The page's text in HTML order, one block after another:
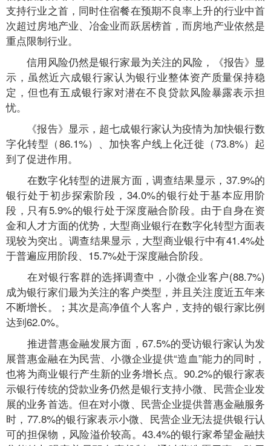
支持行业之首，同时住宿餐在预期不良率上升的行业中首
次超过房地产业、冶金业而跃居榜首，而房地产业依然是
重点限制行业。
信用风险仍然是银行家最为关注的风险，《报告》显
示，虽然近六成银行家认为银行业整体资产质量保持稳
定，但也有五成银行家对潜在不良贷款风险暴露表示担
忧。
《报告》显示，超七成银行家认为疫情为加快银行数
字化转型（86.1%）、加快客户线上化迁徙（73.8%）起
到了促进作用。
在数字化转型的进展方面，调查结果显示，37.9%的
银行处于初步探索阶段，34.0%的银行处于基本应用阶
段，只有5.9%的银行处于深度融合阶段。由于自身在资
金和人才方面的优势，大型商业银行在数字化转型方面表
现较为突出。调查结果显示，大型商业银行中有41.4%处
于普遍应用阶段、15.7%处于深度融合阶段。
在对银行客群的选择调查中，小微企业客户(88.7%)
成为银行家们最为关注的客户类型，并且关注度近五年来
不断增长。；其次是高净值个人客户，支持的银行家比例
达到62.0%。
推进普惠金融发展方面，67.5%的受访银行家认为发
展普惠金融在为民营、小微企业提供“造血”能力的同时，
也将为商业银行产生新的业务增长点。90.2%的银行家表
示银行传统的贷款业务仍然是银行支持小微、民营企业发
展的业务首选。但在对小微、民营企业提供普惠金融服务
时，77.8%的银行家表示小微、民营企业无法提供银行认
可的担保物，风险溢价较高。43.4%的银行家希望金融扶